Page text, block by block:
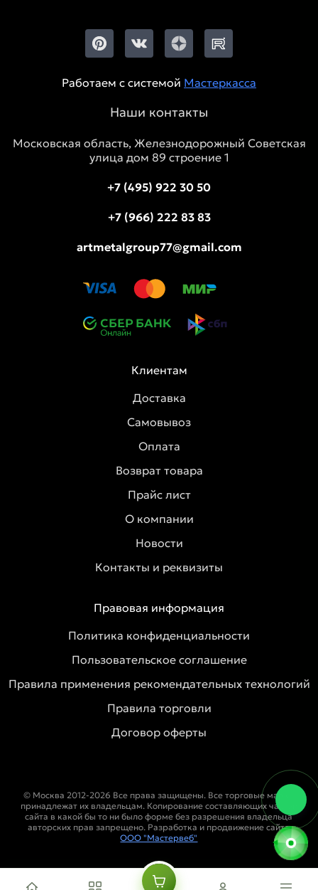
Работаем с системой Мастеркасса
Наши контакты
Московская область, Железнодорожный Советская
улица дом 89 строение 1
+7 (495) 922 30 50
+7 (966) 222 83 83
artmetalgroup77@gmail.com
Клиентам
Доставка
Самовывоз
Оплата
Возврат товара
Прайс лист
О компании
Новости
Контакты и реквизиты
Правовая информация
Политика конфиденциальности
Пользовательское соглашение
Правила применения рекомендательных технологий
Правила торговли
Договор оферты
© Москва 2012-2026 Все права защищены. Все торговые марки
принадлежат их владельцам. Копирование составляющих частей
сайта в какой бы то ни было форме без разрешения владельца
авторских прав запрещено. Разработка и продвижение сайта
ООО "Мастервеб"